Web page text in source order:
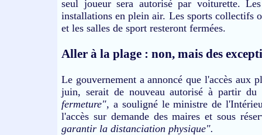
seul joueur sera autorisé par voiturette.
installations en plein air. Les sports collectifs
et les salles de sport resteront fermées.
Aller à la plage : non, mais des
Le gouvernement a annoncé que l'accès aux
juin, serait de nouveau autorisé à partir
fermeture", a souligné le ministre de
l'accès sur demande des maires et sous
garantir la distanciation physique".